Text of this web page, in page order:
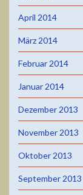
April 2014
März 2014
Februar 2014
Januar 2014
Dezember 2013
November 2013
Oktober 2013
September 2013